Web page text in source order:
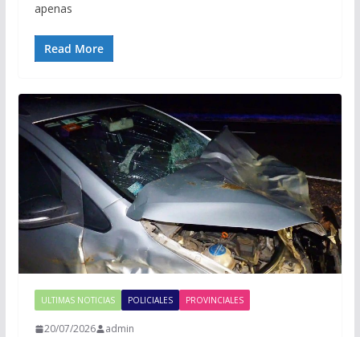
apenas
Read More
ULTIMAS NOTICIAS POLICIALES PROVINCIALES
20/07/2026 admin